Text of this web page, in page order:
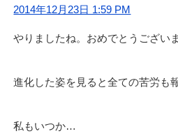
2014年12月23日 1:59 PM
やりましたね。おめでとうござい
進化した姿を見ると全ての苦労も
私もいつか…